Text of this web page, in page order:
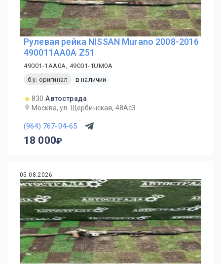
Рулевая рейка NISSAN Murano 2008-2016
490011AA0A Z51
49001-1AA0A, 49001-1UM0A
б.у. оригинал
в наличии
830 Автострада
Москва, ул. Щербинская, 48Ас3
(964) 767-04-65
18 000
05.08.2026